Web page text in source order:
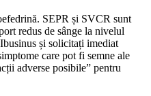
SEPR și SVCR sunt
redus de sânge la nivelul
și solicitați imediat
care pot fi semne ale
adverse posibile” pentru